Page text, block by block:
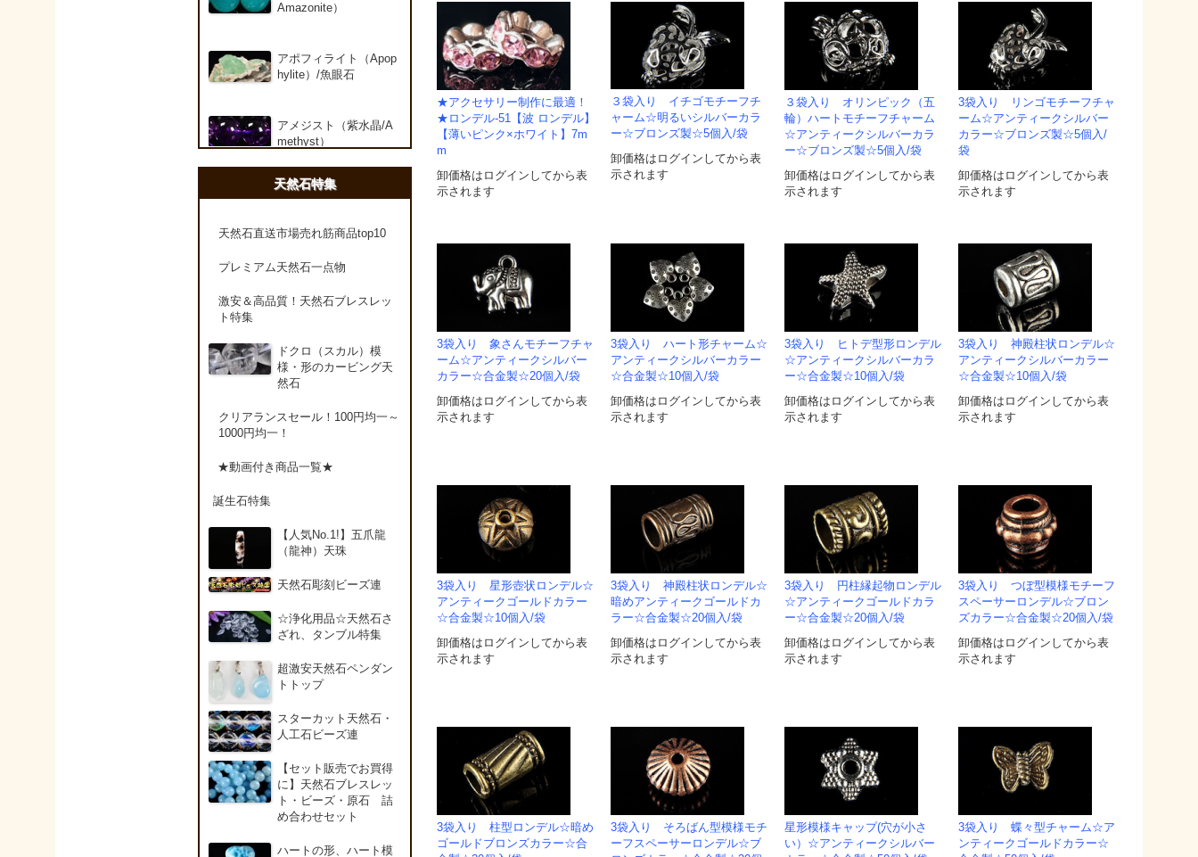
★アクセサリー制作に最適！
★ロンデル-51【波 ロンデル】
【薄いピンク×ホワイト】7m
m
卸価格はログインしてから表
示されます
３袋入り イチゴモチーフチ
ャーム☆明るいシルバーカラ
ー☆ブロンズ製☆5個入/袋
卸価格はログインしてから表
示されます
３袋入り オリンピック（五
輪）ハートモチーフチャーム
☆アンティークシルバーカラ
ー☆ブロンズ製☆5個入/袋
卸価格はログインしてから表
示されます
3袋入り リンゴモチーフチャ
ーム☆アンティークシルバー
カラー☆ブロンズ製☆5個入/
袋
卸価格はログインしてから表
示されます
3袋入り 象さんモチーフチャ
ーム☆アンティークシルバー
カラー☆合金製☆20個入/袋
卸価格はログインしてから表
示されます
3袋入り ハート形チャーム☆
アンティークシルバーカラー
☆合金製☆10個入/袋
卸価格はログインしてから表
示されます
3袋入り ヒトデ型形ロンデル
☆アンティークシルバーカラ
ー☆合金製☆10個入/袋
卸価格はログインしてから表
示されます
3袋入り 神殿柱状ロンデル☆
アンティークシルバーカラー
☆合金製☆10個入/袋
卸価格はログインしてから表
示されます
3袋入り 星形壺状ロンデル☆
アンティークゴールドカラー
☆合金製☆10個入/袋
卸価格はログインしてから表
示されます
3袋入り 神殿柱状ロンデル☆
暗めアンティークゴールドカ
ラー☆合金製☆20個入/袋
卸価格はログインしてから表
示されます
3袋入り 円柱縁起物ロンデル
☆アンティークゴールドカラ
ー☆合金製☆20個入/袋
卸価格はログインしてから表
示されます
3袋入り つぼ型模様モチーフ
スペーサーロンデル☆ブロン
ズカラー☆合金製☆20個入/袋
卸価格はログインしてから表
示されます
3袋入り 柱型ロンデル☆暗め
ゴールドブロンズカラー☆合
3袋入り そろばん型模様モチ
ーフスペーサーロンデル☆ブ
星形模様キャップ(穴が小さ
い）☆アンティークシルバー
3袋入り 蝶々型チャーム☆ア
ンティークゴールドカラー☆
Amazonite）
アポフィライト（Apop
hylite）/魚眼石
アメジスト（紫水晶/A
methyst）
アメシスティンクォー
ラベンダーアメジスト
アラゴナイト（霰石/Ar
アンデシン（チベット
産日長石）
アンフィボールインク
ォーツ(Amphibole)
アンフィボールロック/
ye）
インカローズ（ロード
クロサイト/Rhodochros
インディアンアゲート(I
ndian Agate)
天然石特集
天然石直送市場売れ筋商品top10
プレミアム天然石一点物
激安＆高品質！天然石ブレスレッ
ト特集
ドクロ（スカル）模
様・形のカービング天
然石
クリアランスセール！100円均一～
1000円均一！
★動画付き商品一覧★
誕生石特集
【人気No.1!】五爪龍
（龍神）天珠
天然石彫刻ビーズ連
☆浄化用品☆天然石さ
ざれ、タンブル特集
超激安天然石ペンダン
トトップ
スターカット天然石・
人工石ビーズ連
【セット販売でお買得
に】天然石ブレスレッ
ト・ビーズ・原石 詰
め合わせセット
ハートの形、ハート模